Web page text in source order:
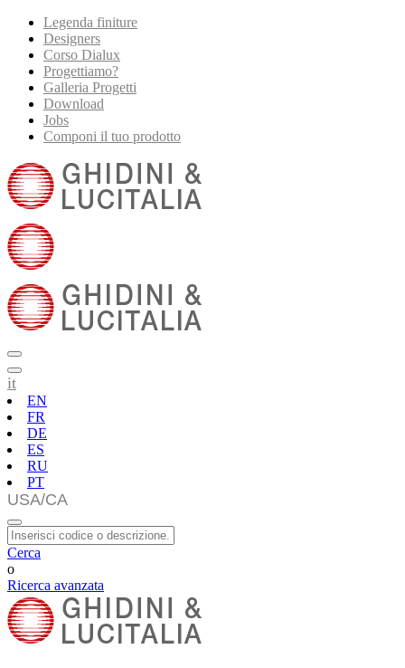
Legenda finiture
Designers
Corso Dialux
Progettiamo?
Galleria Progetti
Download
Jobs
Componi il tuo prodotto
it
EN
FR
DE
ES
RU
PT
Cerca
o
Ricerca avanzata